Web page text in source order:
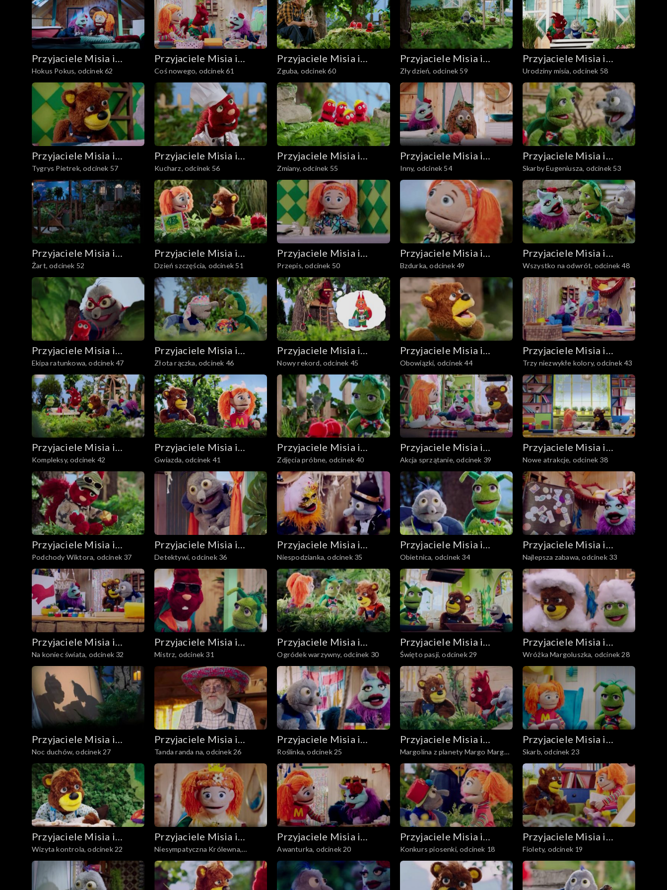
Przyjaciele Misia i
Margolci
Hokus Pokus, odcinek 62
Przyjaciele Misia i
Margolci
Coś nowego, odcinek 61
Przyjaciele Misia i
Margolci
Zguba, odcinek 60
Przyjaciele Misia i
Margolci
Zły dzień, odcinek 59
Przyjaciele Misia i
Margolci
Urodziny misia, odcinek 58
Przyjaciele Misia i
Margolci
Tygrys Pietrek, odcinek 57
Przyjaciele Misia i
Margolci
Kucharz, odcinek 56
Przyjaciele Misia i
Margolci
Zmiany, odcinek 55
Przyjaciele Misia i
Margolci
Inny, odcinek 54
Przyjaciele Misia i
Margolci
Skarby Eugeniusza, odcinek 53
Przyjaciele Misia i
Margolci
Żart, odcinek 52
Przyjaciele Misia i
Margolci
Dzień szczęścia, odcinek 51
Przyjaciele Misia i
Margolci
Przepis, odcinek 50
Przyjaciele Misia i
Margolci
Bzdurka, odcinek 49
Przyjaciele Misia i
Margolci
Wszystko na odwrót, odcinek 48
Przyjaciele Misia i
Margolci
Ekipa ratunkowa, odcinek 47
Przyjaciele Misia i
Margolci
Złota rączka, odcinek 46
Przyjaciele Misia i
Margolci
Nowy rekord, odcinek 45
Przyjaciele Misia i
Margolci
Obowiązki, odcinek 44
Przyjaciele Misia i
Margolci
Trzy niezwykłe kolory, odcinek 43
Przyjaciele Misia i
Margolci
Kompleksy, odcinek 42
Przyjaciele Misia i
Margolci
Gwiazda, odcinek 41
Przyjaciele Misia i
Margolci
Zdjęcia próbne, odcinek 40
Przyjaciele Misia i
Margolci
Akcja sprzątanie, odcinek 39
Przyjaciele Misia i
Margolci
Nowe atrakcje, odcinek 38
Przyjaciele Misia i
Margolci
Podchody Wiktora, odcinek 37
Przyjaciele Misia i
Margolci
Detektywi, odcinek 36
Przyjaciele Misia i
Margolci
Niespodzianka, odcinek 35
Przyjaciele Misia i
Margolci
Obietnica, odcinek 34
Przyjaciele Misia i
Margolci
Najlepsza zabawa, odcinek 33
Przyjaciele Misia i
Margolci
Na koniec świata, odcinek 32
Przyjaciele Misia i
Margolci
Mistrz, odcinek 31
Przyjaciele Misia i
Margolci
Ogródek warzywny, odcinek 30
Przyjaciele Misia i
Margolci
Święto pasji, odcinek 29
Przyjaciele Misia i
Margolci
Wróżka Margoluszka, odcinek 28
Przyjaciele Misia i
Margolci
Noc duchów, odcinek 27
Przyjaciele Misia i
Margolci
Tanda randa na, odcinek 26
Przyjaciele Misia i
Margolci
Roślinka, odcinek 25
Przyjaciele Misia i
Margolci
Margolina z planety Margo Margo,
odcinek 24
Przyjaciele Misia i
Margolci
Skarb, odcinek 23
Przyjaciele Misia i
Margolci
Wizyta kontrola, odcinek 22
Przyjaciele Misia i
Margolci
Niesympatyczna Królewna,
odcinek 21
Przyjaciele Misia i
Margolci
Awanturka, odcinek 20
Przyjaciele Misia i
Margolci
Konkurs piosenki, odcinek 18
Przyjaciele Misia i
Margolci
Fiolety, odcinek 19